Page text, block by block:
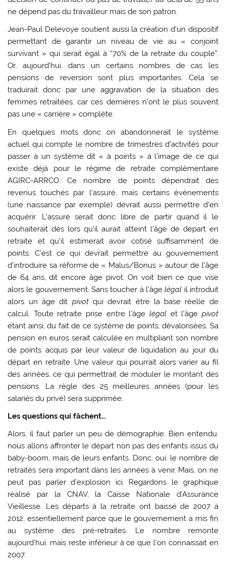
ne dépend pas du travailleur mais de son patron.
Jean-Paul Delevoye soutient aussi la création d’un dispositif
permettant de garantir un niveau de vie au « conjoint
survivant » qui serait égal à “70% de la retraite du couple”.
Or, aujourd’hui, dans un certains nombres de cas les
pensions de reversion sont plus importantes. Cela se
traduirait donc par une aggravation de la situation des
femmes retraitées, car ces dernières n’ont le plus souvent
pas une « carrière » complète.
En quelques mots donc on abandonnerait le système
actuel qui compte le nombre de trimestres d’activités pour
passer à un système dit « à points » à l’image de ce qui
existe déjà pour le régime de retraite complémentaire
AGIRC-ARRCO. Ce nombre de points dépendrait des
revenus touchés par l’assuré, mais certains événements
(une naissance par exemple) devrait aussi permettre d’en
acquérir. L’assuré serait donc libre de partir quand il le
souhaiterait dès lors qu’il aurait atteint l’âge de départ en
retraite et qu’il estimerait avoir cotisé suffisamment de
points. C’est ce qui devrait permettre au gouvernement
d’introduire sa réforme de « Malus/Bonus » autour de l’âge
de 64 ans, dit encore âge pivot. On voit bien ce que vise
alors le gouvernement. Sans toucher à l’âgelégal il introduit
alors un âge dit pivotqui devrait être la base réelle de
calcul. Toute retraite prise entre l’âge légalet l’âge pivot
étant ainsi, du fait de ce système de points, dévalorisées. Sa
pension en euros serait calculée en multipliant son nombre
de points acquis par leur valeur de liquidation au jour du
départ en retraite. Une valeur qui pourrait alors varier au fil
des années, ce qui permettrait de moduler le montant des
pensions. La règle des 25 meilleures années (pour les
salariés du privé) sera supprimée.
Les questions qui fâchent…
Alors, il faut parler un peu de démographie. Bien entendu,
nous allons affronter le départ non pas des enfants issus du
baby-boom, mais de leurs enfants. Donc, oui, le nombre de
retraités sera important dans les années à venir. Mais, on ne
peut pas parler d’explosion ici. Regardons le graphique
réalisé par la CNAV, la Caisse Nationale d’Assurance
Vieillesse. Les départs à la retraite ont baissé de 2007 à
2012, essentiellement parce que le gouvernement a mis fin
au système des pré-retraites. Le nombre remonte
aujourd’hui, mais reste inférieur à ce que l’on connaissait en
2007.